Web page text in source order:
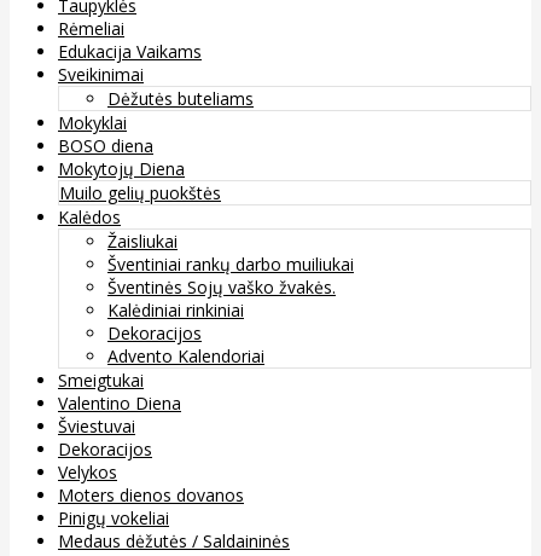
Taupyklės
Rėmeliai
Edukacija Vaikams
Sveikinimai
Dėžutės buteliams
Mokyklai
BOSO diena
Mokytojų Diena
Muilo gelių puokštės
Kalėdos
Žaisliukai
Šventiniai rankų darbo muiliukai
Šventinės Sojų vaško žvakės.
Kalėdiniai rinkiniai
Dekoracijos
Advento Kalendoriai
Smeigtukai
Valentino Diena
Šviestuvai
Dekoracijos
Velykos
Moters dienos dovanos
Pinigų vokeliai
Medaus dėžutės / Saldaininės